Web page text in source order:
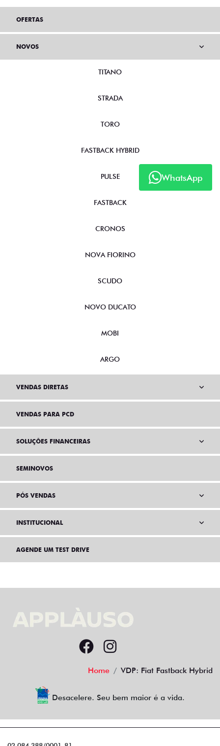
WhatsApp
OFERTAS
NOVOS
TITANO
STRADA
TORO
FASTBACK HYBRID
PULSE
FASTBACK
CRONOS
NOVA FIORINO
SCUDO
NOVO DUCATO
MOBI
ARGO
VENDAS DIRETAS
VENDAS PARA PCD
SOLUÇÕES FINANCEIRAS
SEMINOVOS
PÓS VENDAS
INSTITUCIONAL
AGENDE UM TEST DRIVE
Home VDP: Fiat Fastback Hybrid
Desacelere. Seu bem maior é a vida.